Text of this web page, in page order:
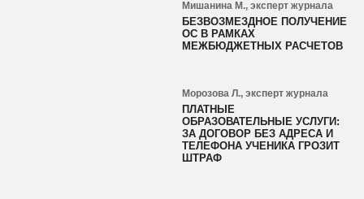
Мишанина М., эксперт журнала
БЕЗВОЗМЕЗДНОЕ ПОЛУЧЕНИЕ
ОС В РАМКАХ
МЕЖБЮДЖЕТНЫХ РАСЧЕТОВ
Морозова Л., эксперт журнала
ПЛАТНЫЕ
ОБРАЗОВАТЕЛЬНЫЕ УСЛУГИ:
ЗА ДОГОВОР БЕЗ АДРЕСА И
ТЕЛЕФОНА УЧЕНИКА ГРОЗИТ
ШТРАФ